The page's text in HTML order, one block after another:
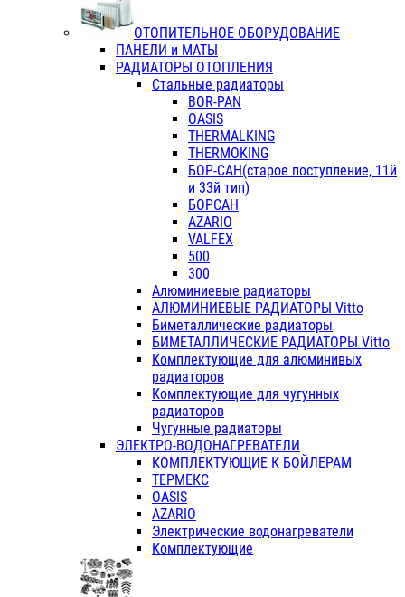
ОТОПИТЕЛЬНОЕ ОБОРУДОВАНИЕ
ПАНЕЛИ и МАТЫ
РАДИАТОРЫ ОТОПЛЕНИЯ
Стальные радиаторы
BOR-PAN
OASIS
THERMALKING
THERMOKING
БОР-САН(старое поступление, 11й
и 33й тип)
БОРСАН
AZARIO
VALFEX
500
300
Алюминиевые радиаторы
АЛЮМИНИЕВЫЕ РАДИАТОРЫ Vitto
Биметаллические радиаторы
БИМЕТАЛЛИЧЕСКИЕ РАДИАТОРЫ Vitto
Комплектующие для алюминивых
радиаторов
Комплектующие для чугунных
радиаторов
Чугунные радиаторы
ЭЛЕКТРО-ВОДОНАГРЕВАТЕЛИ
КОМПЛЕКТУЮЩИЕ К БОЙЛЕРАМ
ТЕРМЕКС
OASIS
AZARIO
Электрические водонагреватели
Комплектующие